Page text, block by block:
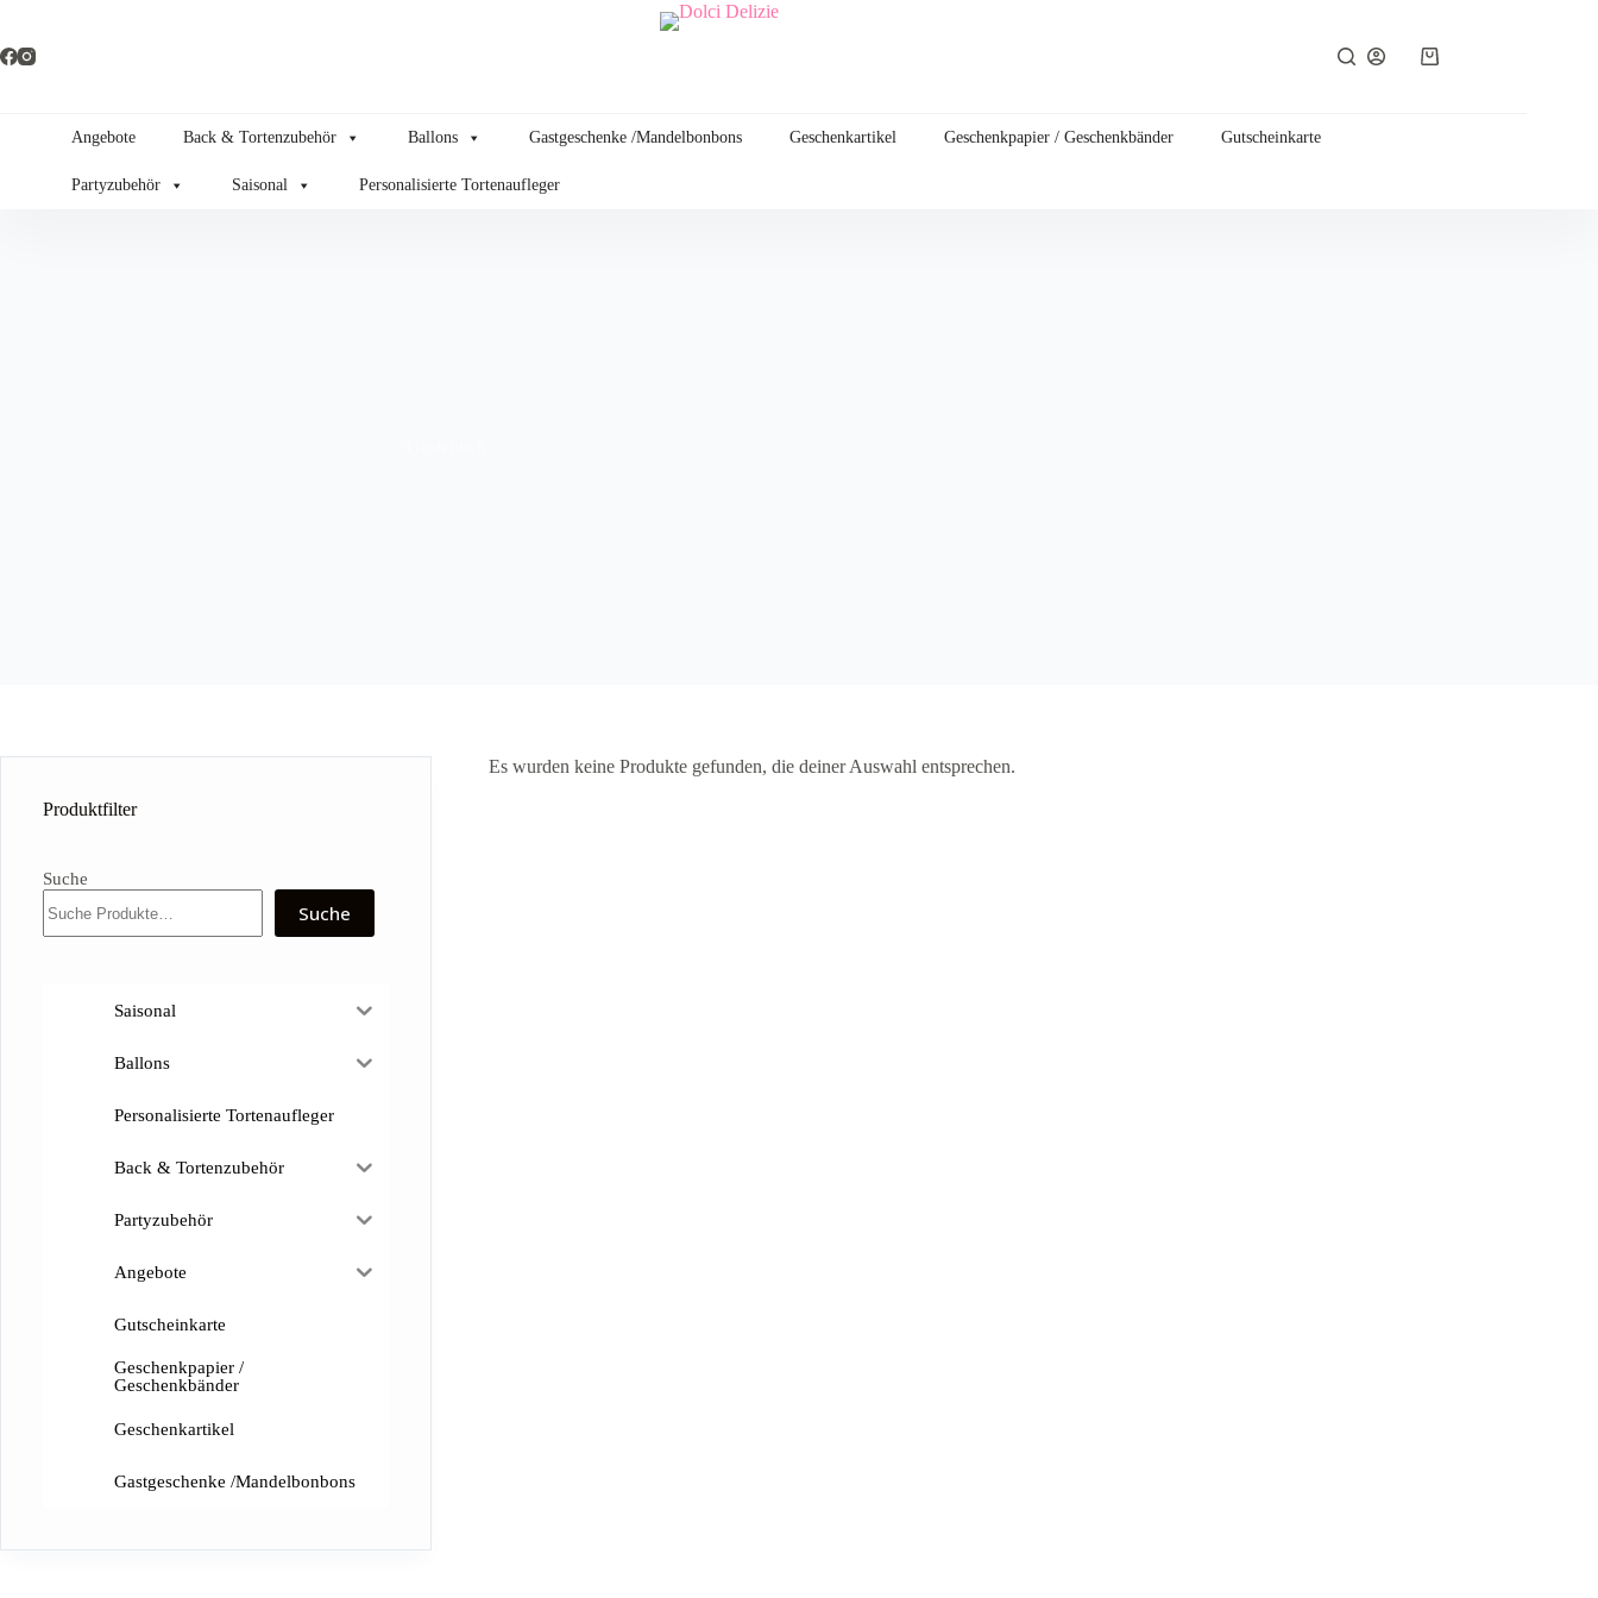
springen
Warenkorb
Angebote Back & Tortenzubehör Ballons Gastgeschenke /Mandelbonbons Geschenkartikel Geschenkpapier / Geschenkbänder Gutscheinkarte
Partyzubehör Saisonal Personalisierte Tortenaufleger
Es wurden keine Produkte gefunden, die deiner Auswahl entsprechen.
Produktfilter
Suche
Suche
Saisonal
Ballons
Personalisierte Tortenaufleger
Back & Tortenzubehör
Partyzubehör
Angebote
Gutscheinkarte
Geschenkpapier /
Geschenkbänder
Geschenkartikel
Gastgeschenke /Mandelbonbons